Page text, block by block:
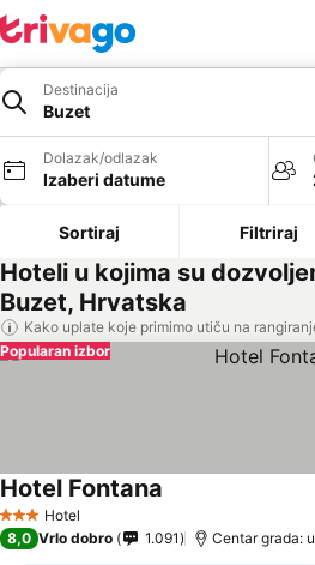
Destinacija
Buzet
Dolazak/odlazak
Izaberi datume
Sortiraj Filtriraj
Hoteli u kojima su
Buzet, Hrvatska
Kako uplate koje primimo utiču na
Popularan izbor
3 Zvezdice
Hotel
Hotel Fontana
8,0 Vrlo dobro 1.091 Centar grada: